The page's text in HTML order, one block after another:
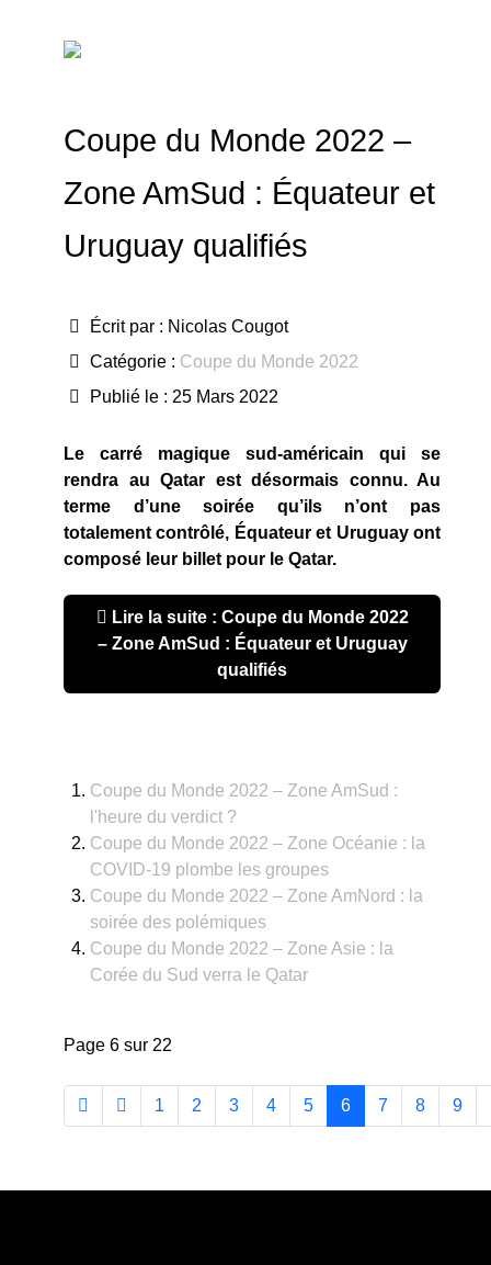
Coupe du Monde 2022 –
Zone AmSud : Équateur et
Uruguay qualifiés
Écrit par : Nicolas Cougot
Catégorie : Coupe du Monde 2022
Publié le : 25 Mars 2022
Le carré magique sud-américain qui se
rendra au Qatar est désormais connu. Au
terme d’une soirée qu’ils n’ont pas
totalement contrôlé, Équateur et Uruguay ont
composé leur billet pour le Qatar.
Lire la suite : Coupe du Monde 2022
– Zone AmSud : Équateur et Uruguay
qualifiés
Coupe du Monde 2022 – Zone AmSud :
l'heure du verdict ?
Coupe du Monde 2022 – Zone Océanie : la
COVID-19 plombe les groupes
Coupe du Monde 2022 – Zone AmNord : la
soirée des polémiques
Coupe du Monde 2022 – Zone Asie : la
Corée du Sud verra le Qatar
Page 6 sur 22
1 2 3 4 5 6 7 8 9